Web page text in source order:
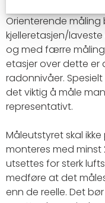
Orienterende måling
kjelleretasjen/
og med færre
etasjer over dette er
radonnivåer.
det viktig å måle
representativt.
Måleutstyret skal
monteres med minst
utsettes for sterk
medføre at det
enn de reelle. Det